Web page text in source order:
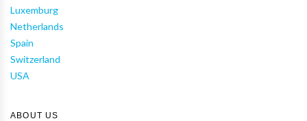
Luxemburg
Netherlands
Spain
Switzerland
USA
ABOUT US